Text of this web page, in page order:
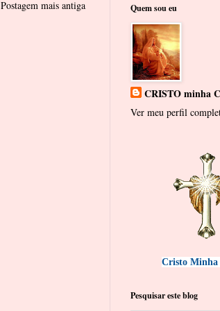
Postagem mais antiga Quem sou eu
CRISTO minha
Ver meu perfil
Cristo Minha
Pesquisar este blog